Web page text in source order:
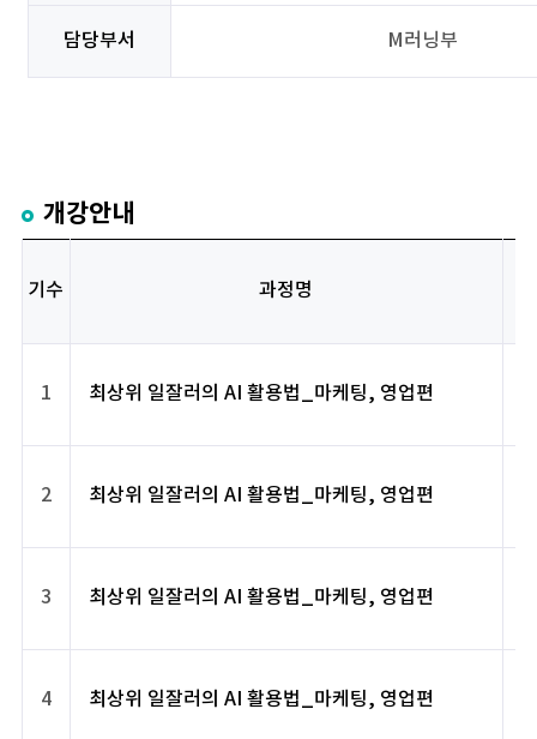
담당부서 M러닝부
개강안내
기수 과정명
1 최상위 일잘러의 AI 활용법_마케팅, 영업편
2 최상위 일잘러의 AI 활용법_마케팅, 영업편
3 최상위 일잘러의 AI 활용법_마케팅, 영업편
4 최상위 일잘러의 AI 활용법_마케팅, 영업편